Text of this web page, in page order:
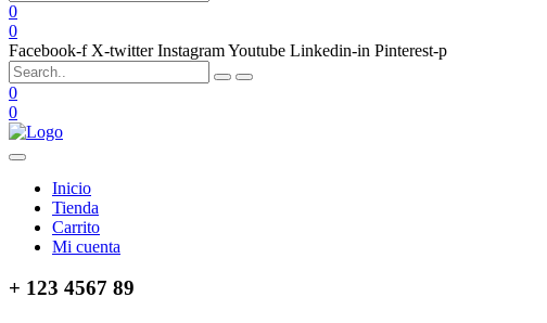
0
0
Facebook-f X-twitter InstagramYoutube Linkedin-in Pinterest-p
0
0
Inicio
Tienda
Carrito
Mi cuenta
+ 123 4567 89